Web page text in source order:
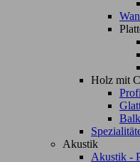
Holz mit
Akustik
Akustik -